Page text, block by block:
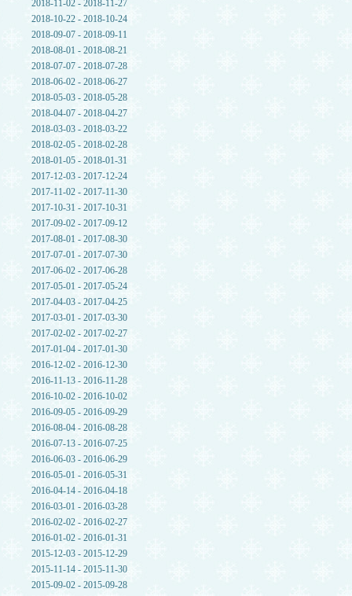
2018-11-02 - 2018-11-27
2018-10-22 - 2018-10-24
2018-09-07 - 2018-09-11
2018-08-01 - 2018-08-21
2018-07-07 - 2018-07-28
2018-06-02 - 2018-06-27
2018-05-03 - 2018-05-28
2018-04-07 - 2018-04-27
2018-03-03 - 2018-03-22
2018-02-05 - 2018-02-28
2018-01-05 - 2018-01-31
2017-12-03 - 2017-12-24
2017-11-02 - 2017-11-30
2017-10-31 - 2017-10-31
2017-09-02 - 2017-09-12
2017-08-01 - 2017-08-30
2017-07-01 - 2017-07-30
2017-06-02 - 2017-06-28
2017-05-01 - 2017-05-24
2017-04-03 - 2017-04-25
2017-03-01 - 2017-03-30
2017-02-02 - 2017-02-27
2017-01-04 - 2017-01-30
2016-12-02 - 2016-12-30
2016-11-13 - 2016-11-28
2016-10-02 - 2016-10-02
2016-09-05 - 2016-09-29
2016-08-04 - 2016-08-28
2016-07-13 - 2016-07-25
2016-06-03 - 2016-06-29
2016-05-01 - 2016-05-31
2016-04-14 - 2016-04-18
2016-03-01 - 2016-03-28
2016-02-02 - 2016-02-27
2016-01-02 - 2016-01-31
2015-12-03 - 2015-12-29
2015-11-14 - 2015-11-30
2015-09-02 - 2015-09-28